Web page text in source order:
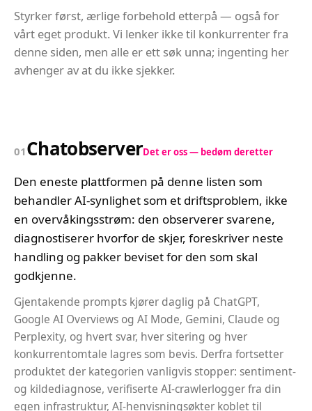
Styrker først, ærlige forbehold etterpå — også for
vårt eget produkt. Vi lenker ikke til konkurrenter fra
denne siden, men alle er ett søk unna; ingenting her
avhenger av at du ikke sjekker.
01 ChatobserverDet er oss — bedøm deretter
Den eneste plattformen på denne listen som
behandler AI-synlighet som et driftsproblem, ikke
en overvåkingsstrøm: den observerer svarene,
diagnostiserer hvorfor de skjer, foreskriver neste
handling og pakker beviset for den som skal
godkjenne.
Gjentakende prompts kjører daglig på ChatGPT,
Google AI Overviews og AI Mode, Gemini, Claude og
Perplexity, og hvert svar, hver sitering og hver
konkurrentomtale lagres som bevis. Derfra fortsetter
produktet der kategorien vanligvis stopper: sentiment-
og kildediagnose, verifiserte AI-crawlerlogger fra din
egen infrastruktur, AI-henvisningsøkter koblet til